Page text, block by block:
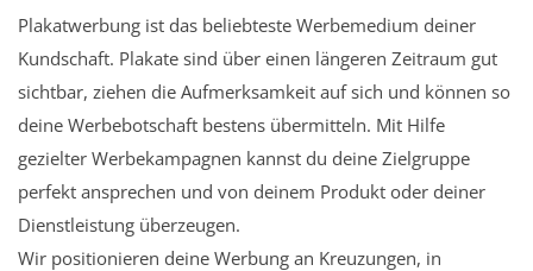
Plakatwerbung ist das beliebteste Werbemedium deiner
Kundschaft. Plakate sind über einen längeren Zeitraum gut
sichtbar, ziehen die Aufmerksamkeit auf sich und können so
deine Werbebotschaft bestens übermitteln. Mit Hilfe
gezielter Werbekampagnen kannst du deine Zielgruppe
perfekt ansprechen und von deinem Produkt oder deiner
Dienstleistung überzeugen.
Wir positionieren deine Werbung an Kreuzungen, in